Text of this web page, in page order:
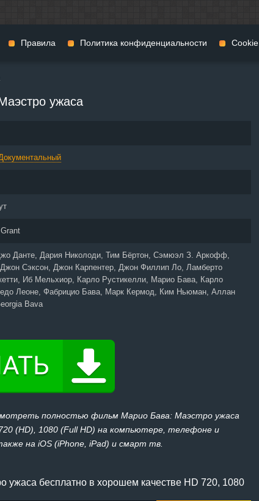
ужаса
Данте, Дария Николоди, Тим Бёртон, Сэмюэл З. Аркофф,
Сэксон, Джон Карпентер, Джон Филлип Ло, Ламберто
Иб Мельхиор, Карло Рустикелли, Марио Бава, Карло
Леоне, Фабрицио Бава, Марк Кермод, Ким Ньюман, Аллан
Bava
полностью фильм Марио Бава: Маэстро ужаса
(HD), 1080 (Full HD) на компьютере, телефоне и
на iOS (iPhone, iPad) и смарт тв.
бесплатно в хорошем качестве HD 720, 1080
Правила Политика конфиденциальности Cookie